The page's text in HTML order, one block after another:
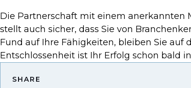
Die Partnerschaft mit einem anerkannten
stellt auch sicher, dass Sie von
Fund auf Ihre Fähigkeiten, bleiben Sie
Entschlossenheit ist Ihr Erfolg schon bald
SHARE